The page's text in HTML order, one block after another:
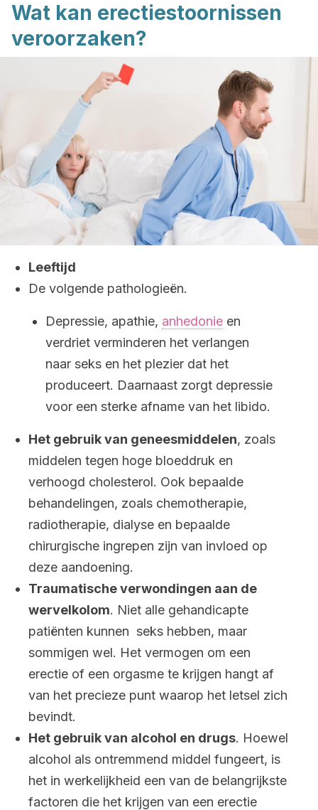
Wat kan erectiestoornissen
veroorzaken?
Leeftijd
De volgende pathologieën.
Depressie, apathie, anhedonie en
verdriet verminderen het verlangen
naar seks en het plezier dat het
produceert. Daarnaast zorgt depressie
voor een sterke afname van het libido.
Het gebruik van geneesmiddelen, zoals
middelen tegen hoge bloeddruk en
verhoogd cholesterol. Ook bepaalde
behandelingen, zoals chemotherapie,
radiotherapie, dialyse en bepaalde
chirurgische ingrepen zijn van invloed op
deze aandoening.
Traumatische verwondingen aan de
wervelkolom. Niet alle gehandicapte
patiënten kunnen seks hebben, maar
sommigen wel. Het vermogen om een
erectie of een orgasme te krijgen hangt af
van het precieze punt waarop het letsel zich
bevindt.
Het gebruik van alcohol en drugs. Hoewel
alcohol als ontremmend middel fungeert, is
het in werkelijkheid een van de belangrijkste
factoren die het krijgen van een erectie